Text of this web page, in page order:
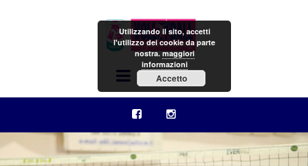
Menu
Utilizzando il sito, accetti
l'utilizzo dei cookie da parte
nostra.maggiori
informazioni
Accetto